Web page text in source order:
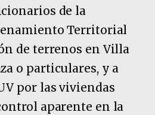
de la
Territorial
de terrenos en Villa
o particulares, y a
por las viviendas
aparente en la